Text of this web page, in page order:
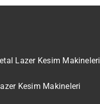
Lazer Kesim Makineleri
Kesim Makineleri